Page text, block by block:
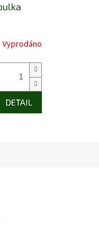
Vyprodáno
DETAIL